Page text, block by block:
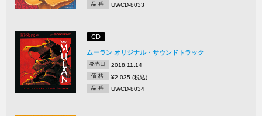
品 番 UWCD-8033
CD
ムーラン オリジナル・サウンドトラック
発売日 2018.11.14
価 格 ¥2,035 (税込)
品 番 UWCD-8034